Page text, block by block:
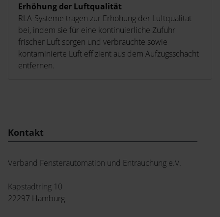
Erhöhung der Luftqualität
RLA-Systeme tragen zur Erhöhung der Luftqualität
bei, indem sie für eine kontinuierliche Zufuhr
frischer Luft sorgen und verbrauchte sowie
kontaminierte Luft effizient aus dem Aufzugsschacht
entfernen.
Kontakt
Verband Fensterautomation und Entrauchung e.V.
Kapstadtring 10
22297 Hamburg